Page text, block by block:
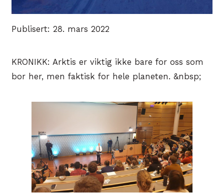
Publisert: 28. mars 2022
KRONIKK: Arktis er viktig ikke bare for oss som
bor her, men faktisk for hele planeten. &nbsp;